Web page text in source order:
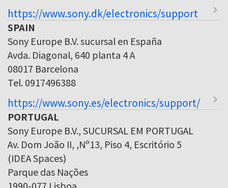
https://www.sony.dk/electronics/support
SPAIN
Sony Europe B.V. sucursal en España
Avda. Diagonal, 640 planta 4 A
08017 Barcelona
Tel. 0917496388
https://www.sony.es/electronics/support/
PORTUGAL
Sony Europe B.V., SUCURSAL EM PORTUGAL
Av. Dom João II, ,Nº13, Piso 4, Escritório 5
(IDEA Spaces)
Parque das Nações
1990-077 Lisboa